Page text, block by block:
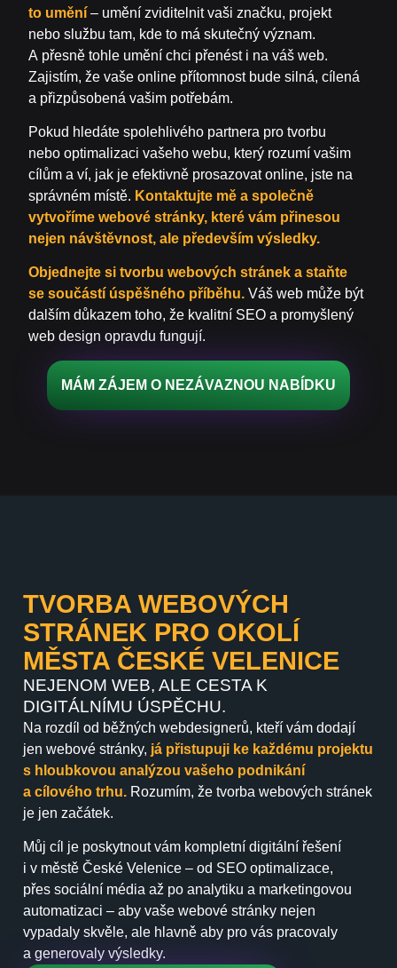
to umění – umění zviditelnit vaši značku, projekt
nebo službu tam, kde to má skutečný význam.
A přesně tohle umění chci přenést i na váš web.
Zajistím, že vaše online přítomnost bude silná, cílená
a přizpůsobená vašim potřebám.
Pokud hledáte spolehlivého partnera pro tvorbu
nebo optimalizaci vašeho webu, který rozumí vašim
cílům a ví, jak je efektivně prosazovat online, jste na
správném místě. Kontaktujte mě a společně
vytvoříme webové stránky, které vám přinesou
nejen návštěvnost, ale především výsledky.
Objednejte si tvorbu webových stránek a staňte
se součástí úspěšného příběhu. Váš web může být
dalším důkazem toho, že kvalitní SEO a promyšlený
web design opravdu fungují.
MÁM ZÁJEM O NEZÁVAZNOU NABÍDKU
TVORBA WEBOVÝCH
STRÁNEK PRO OKOLÍ
MĚSTA ČESKÉ VELENICE
NEJENOM WEB, ALE CESTA K
DIGITÁLNÍMU ÚSPĚCHU.
Na rozdíl od běžných webdesignerů, kteří vám dodají
jen webové stránky, já přistupuji ke každému projektu
s hloubkovou analýzou vašeho podnikání
a cílového trhu. Rozumím, že tvorba webových stránek
je jen začátek.
Můj cíl je poskytnout vám kompletní digitální řešení
i v městě České Velenice – od SEO optimalizace,
přes sociální média až po analytiku a marketingovou
automatizaci – aby vaše webové stránky nejen
vypadaly skvěle, ale hlavně aby pro vás pracovaly
a generovaly výsledky.